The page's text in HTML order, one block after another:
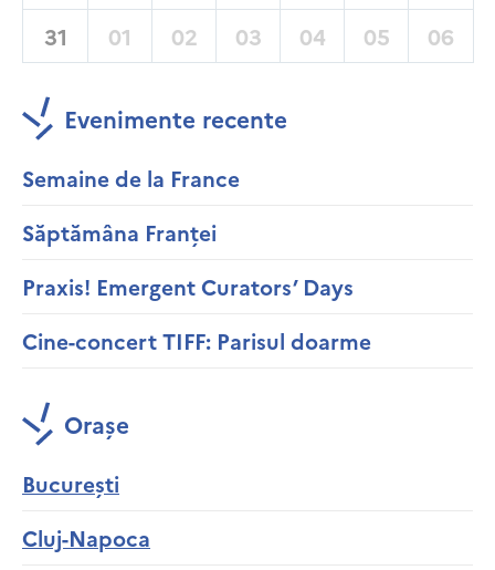
31
01 02 03 04 05 06
Evenimente recente
Semaine de la France
Săptămâna Franței
Praxis! Emergent Curators’ Days
Cine-concert TIFF: Parisul doarme
Orașe
București
Cluj-Napoca